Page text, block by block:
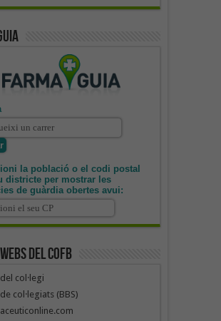
la població o el codi postal
districte per mostrar les
de guàrdia obertes avui:
del COFB
col·legi
col·legiats (BBS)